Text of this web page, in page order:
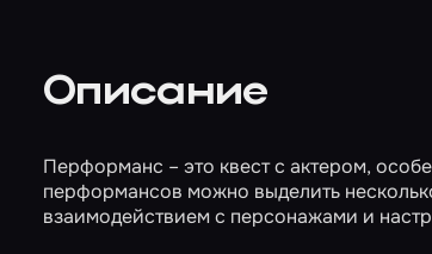
Описание
Перформанс – это квест с актером,
перформансов можно выделить
взаимодействием с персонажами и